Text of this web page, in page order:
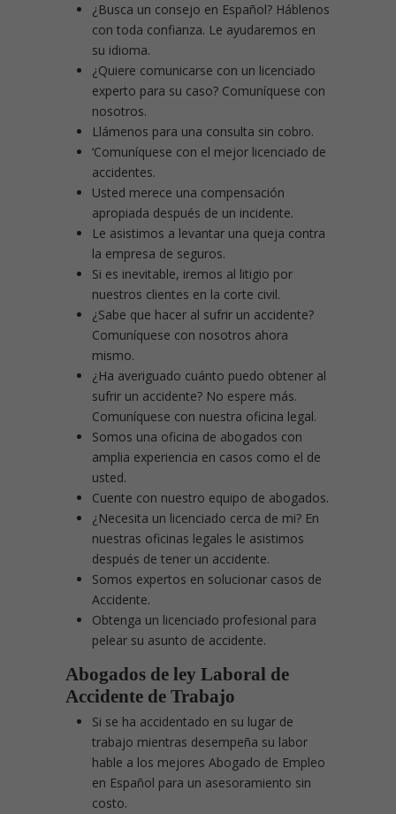
¿Busca un consejo en Español? Háblenos
con toda confianza. Le ayudaremos en
su idioma.
¿Quiere comunicarse con un licenciado
experto para su caso? Comuníquese con
nosotros.
Llámenos para una consulta sin cobro.
‘Comuníquese con el mejor licenciado de
accidentes.
Usted merece una compensación
apropiada después de un incidente.
Le asistimos a levantar una queja contra
la empresa de seguros.
Si es inevitable, iremos al litigio por
nuestros clientes en la corte civil.
¿Sabe que hacer al sufrir un accidente?
Comuníquese con nosotros ahora
mismo.
¿Ha averiguado cuánto puedo obtener al
sufrir un accidente? No espere más.
Comuníquese con nuestra oficina legal.
Somos una oficina de abogados con
amplia experiencia en casos como el de
usted.
Cuente con nuestro equipo de abogados.
¿Necesita un licenciado cerca de mi? En
nuestras oficinas legales le asistimos
después de tener un accidente.
Somos expertos en solucionar casos de
Accidente.
Obtenga un licenciado profesional para
pelear su asunto de accidente.
Abogados de ley Laboral de
Accidente de Trabajo
Si se ha accidentado en su lugar de
trabajo mientras desempeña su labor
hable a los mejores Abogado de Empleo
en Español para un asesoramiento sin
costo.